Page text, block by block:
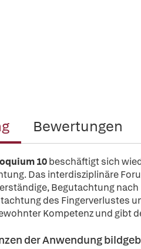
Bewertungen
10beschäftigt sich
Das interdisziplinäre
Begutachtung
des Fingerverlustes
Kompetenz und gibt
der Anwendung